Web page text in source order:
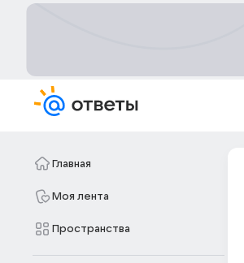
Главная
Моя лента
Пространства